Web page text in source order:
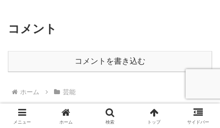
コメント
コメントを書き込む
ホーム 芸能
メニュー ホーム 検索 トップ サイドバー